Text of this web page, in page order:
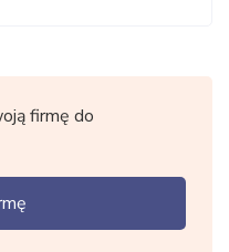
firmę do